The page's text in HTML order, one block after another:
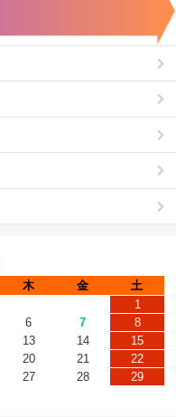
木 金
土
1
6 7
8
13 14
15
20 21
22
27 28
29